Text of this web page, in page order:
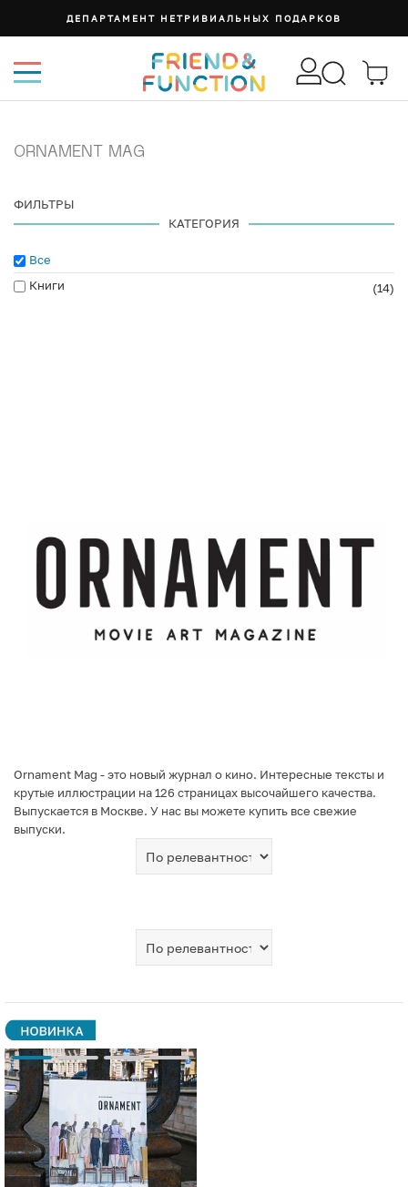
ДЕПАРТАМЕНТ НЕТРИВИАЛЬНЫХ ПОДАРКОВ
ORNAMENT MAG
ФИЛЬТРЫ
КАТЕГОРИЯ
Все
Книги
(14)
Ornament Mag - это новый журнал о кино. Интересные тексты и
крутые иллюстрации на 126 страницах высочайшего качества.
Выпускается в Москве. У нас вы можете купить все свежие
выпуски.